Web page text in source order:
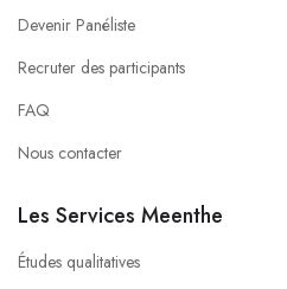
Devenir Panéliste
Recruter des participants
FAQ
Nous contacter
Les Services Meenthe
Études qualitatives